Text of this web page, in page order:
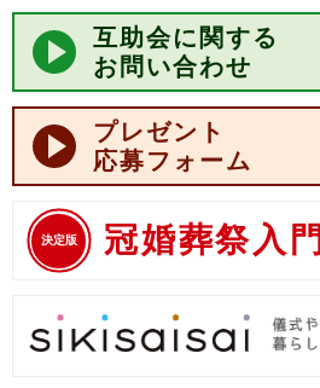
互助会に関する
お問い合わせ
プレゼント
応募フォーム
決定版 冠婚葬祭入門